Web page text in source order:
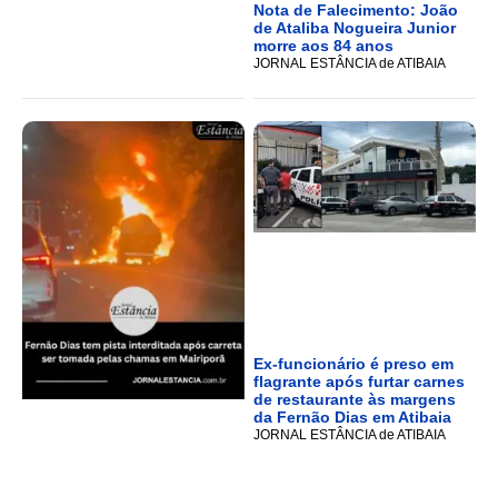
Nota de Falecimento: João
de Ataliba Nogueira Junior
morre aos 84 anos
JORNAL ESTÂNCIA de ATIBAIA
Ex-funcionário é preso em
flagrante após furtar carnes
de restaurante às margens
da Fernão Dias em Atibaia
JORNAL ESTÂNCIA de ATIBAIA